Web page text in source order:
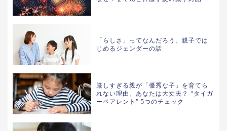
「らしさ」ってなんだろう。親子では
じめるジェンダーの話
厳しすぎる親が「優秀な子」を育てら
れない理由。あなたは大丈夫？ “タイガ
ーペアレント” 5つのチェック